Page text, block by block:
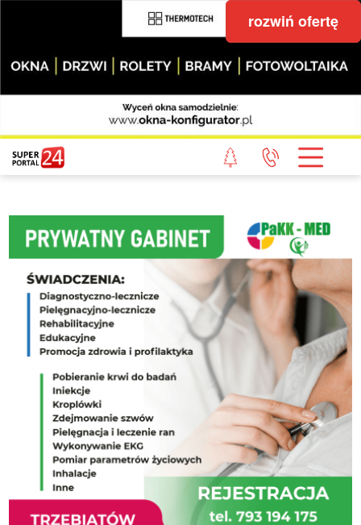
rozwiń ofertę
STRONA GŁÓWNA
POWIAT GRYFICKI
WIADOMOŚCI Z LASU
STUDIO SUPERPORTALU
KONTAKT
REDAKCJA
REGULAMIN